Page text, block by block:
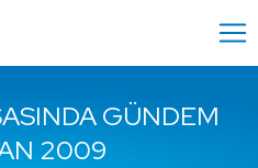
GÜNDEM
2009